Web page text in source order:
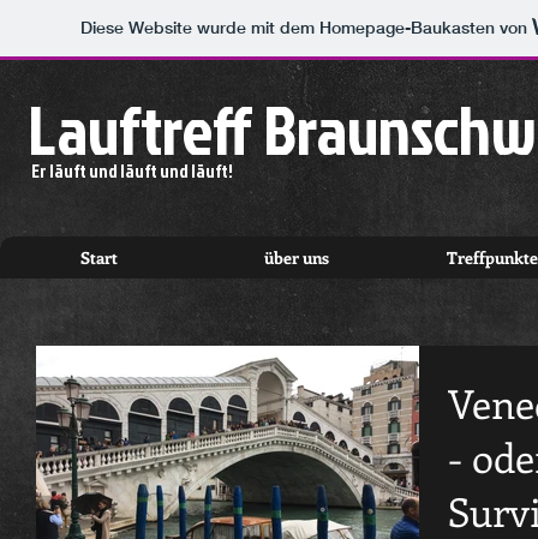
Diese Website wurde mit dem Homepage-Baukasten von
Lauftreff
Er läuft und läuft und läuft!
Start über uns Treffpunkte
-